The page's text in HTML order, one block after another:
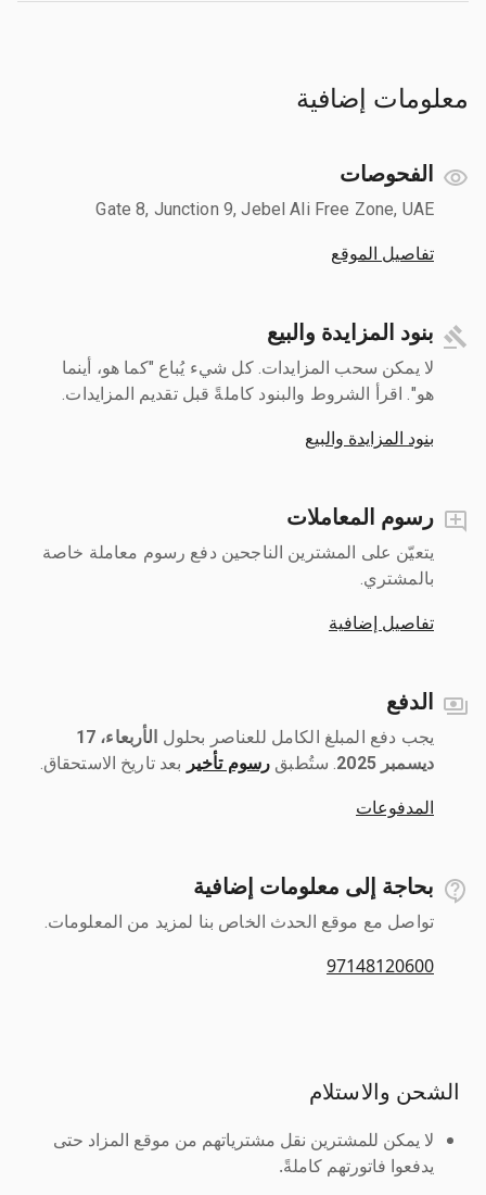
معلومات إضافية
الفحوصات
Gate 8, Junction 9, Jebel Ali Free Zone, UAE
تفاصيل الموقع
بنود المزايدة والبيع
لا يمكن سحب المزايدات. كل شيء يُباع "كما هو، أينما
هو". اقرأ الشروط والبنود كاملةً قبل تقديم المزايدات.
بنود المزايدة والبيع
رسوم المعاملات
يتعيّن على المشترين الناجحين دفع رسوم معاملة خاصة
بالمشتري.
تفاصيل إضافية
الدفع
يجب دفع المبلغ الكامل للعناصر بحلول ‎
الأربعاء، 17
ديسمبر 2025
‎. ستُطبق رسوم تأخير بعد تاريخ الاستحقاق.
المدفوعات
بحاجة إلى معلومات إضافية
تواصل مع موقع الحدث الخاص بنا لمزيد من المعلومات.
97148120600
الشحن والاستلام
لا يمكن للمشترين نقل مشترياتهم من موقع المزاد حتى
يدفعوا فاتورتهم كاملةً.